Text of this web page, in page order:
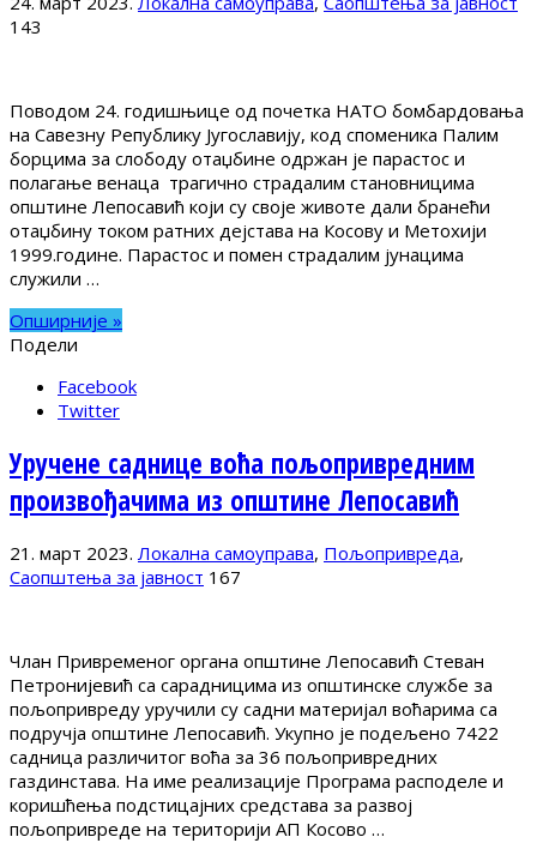
143
Поводом 24. годишњице од почетка НАТО бомбардовања
на Савезну Републику Југославију, код споменика Палим
борцима за слободу отаџбине одржан је парастос и
полагање венаца трагично страдалим становницима
општине Лепосавић који су своје животе дали бранећи
отаџбину током ратних дејстава на Косову и Метохији
1999.године. Парастос и помен страдалим јунацима
служили …
Опширније »
Подели
Facebook
Twitter
Уручене саднице воћа пољопривредним
произвођачима из општине Лепосавић
21. март 2023. Локална самоуправа, Пољопривреда,
Саопштења за јавност 167
Члан Привременог органа општине Лепосавић Стеван
Петронијевић са сарадницима из општинске службе за
пољопривреду уручили су садни материјал воћарима са
подручја општине Лепосавић. Укупно је подељено 7422
садница различитог воћа за 36 пољопривредних
газдинстава. На име реализације Програма расподеле и
коришћења подстицајних средстава за развој
пољопривреде на територији АП Косово …